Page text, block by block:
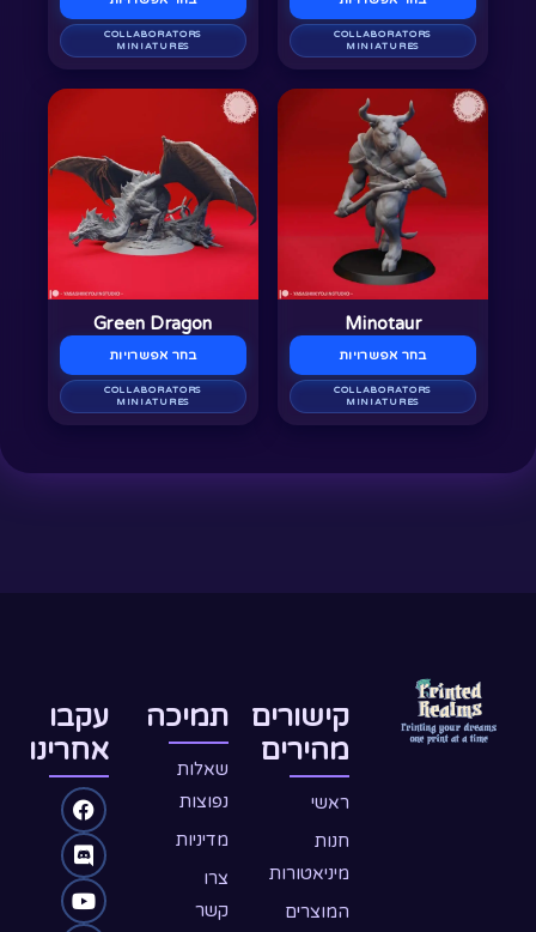
האפשרויות
בעמודCOLLABORATORS
MINIATURES
האפשרויות
בעמודCOLLABORATORS
MINIATURES
Minotaur
בחר אפשרויות
למוצר
מספר
לבחור
האפשרויות
בעמודCOLLABORATORS
MINIATURES
Green Dragon
בחר אפשרויות
למוצר
יש
מספר
סוגים.
לבחור
האפשרויות
בעמודCOLLABORATORS
MINIATURES
קישורים
מהירים
ראשי
חנות
מיניאטורות
המוצרים
תמיכה
שאלות
נפוצות
מדיניות
צרו
קשר
עקבו
אחרינו
F
a
c
e
D
i
s
c
Y
o
u
t
I
n
s
t
W
h
a
t